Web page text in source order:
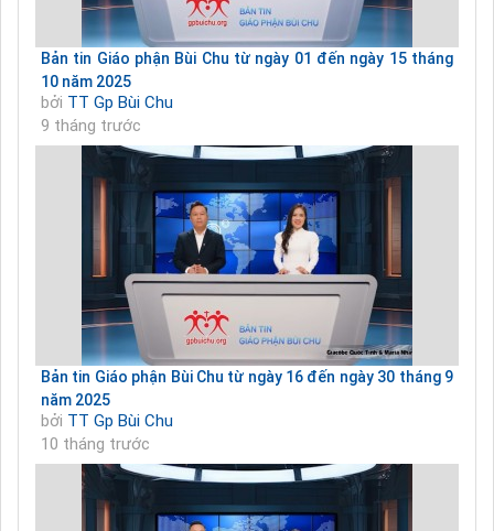
Bản tin Giáo phận Bùi Chu từ ngày 01 đến ngày 15 tháng
10 năm 2025
bởi TT Gp Bùi Chu
9 tháng trước
Bản tin Giáo phận Bùi Chu từ ngày 16 đến ngày 30 tháng 9
năm 2025
bởi TT Gp Bùi Chu
10 tháng trước